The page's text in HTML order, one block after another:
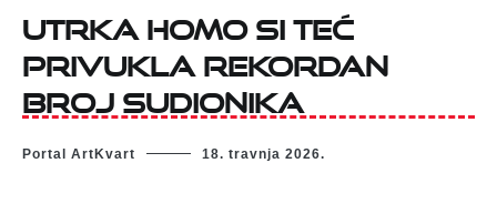
Utrka Homo si teć
privukla rekordan
broj sudionika
Portal ArtKvart 18. travnja 2026.